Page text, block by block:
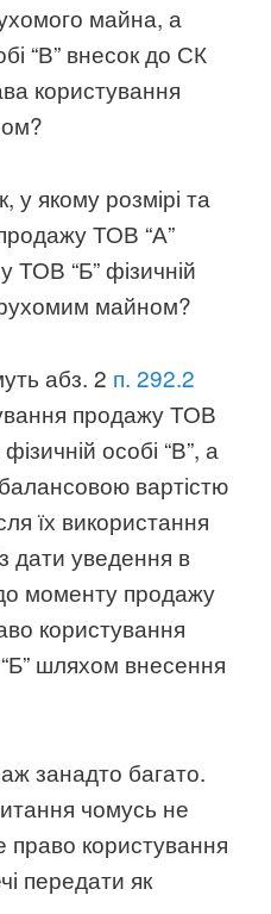
майна, а
“В” внесок до СК
користування
у якому розмірі та
продажу ТОВ “А”
ТОВ “Б” фізичній
майном?
абз. 2 п. 292.2
продажу ТОВ
особі “В”, а
вартістю
їх використання
дати уведення в
моменту продажу
користування
шляхом внесення
занадто багато.
чомусь не
користування
передати як